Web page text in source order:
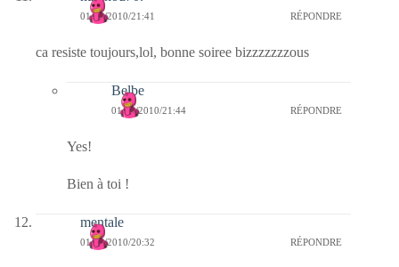
01/12/2010/21:41 RÉPONDRE
ca resiste toujours,lol, bonne soiree bizzzzzzzous
Belbe
01/12/2010/21:44 RÉPONDRE
Yes!
Bien à toi !
mentale
01/12/2010/20:32 RÉPONDRE